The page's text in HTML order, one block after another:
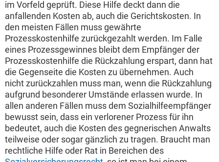
im Vorfeld geprüft. Diese Hilfe deckt dann die
anfallenden Kosten ab, auch die Gerichtskosten. In
den meisten Fällen muss gewährte
Prozesskostenhilfe zurückgezahlt werden. Im Falle
eines Prozessgewinnes bleibt dem Empfänger der
Prozesskostenhilfe die Rückzahlung erspart, dann hat
die Gegenseite die Kosten zu übernehmen. Auch
nicht zurückzahlen muss man, wenn die Rückzahlung
aufgrund besonderer Umstände erlassen wurde. In
allen anderen Fällen muss dem Sozialhilfeempfänger
bewusst sein, dass ein verlorener Prozess für ihn
bedeutet, auch die Kosten des gegnerischen Anwalts
teilweise oder sogar gänzlich zu tragen. Braucht man
rechtliche Hilfe oder Rat in Bereichen des